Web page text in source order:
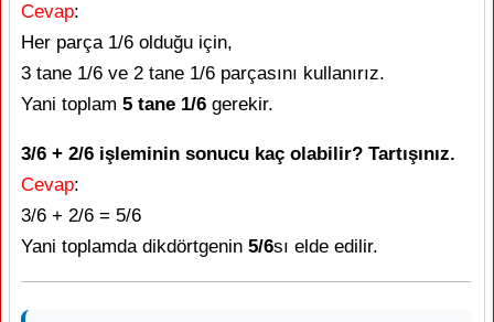
Cevap:
Her parça 1/6 olduğu için,
3 tane 1/6 ve 2 tane 1/6 parçasını kullanırız.
Yani toplam 5 tane 1/6 gerekir.
3/6 + 2/6 işleminin sonucu kaç olabilir? Tartışınız.
Cevap:
3/6 + 2/6 = 5/6
Yani toplamda dikdörtgenin 5/6sı elde edilir.